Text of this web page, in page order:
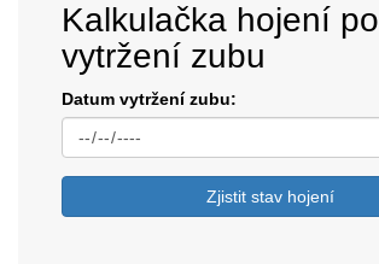
Kalkulačka hojení po
vytržení zubu
Datum vytržení zubu:
Zjistit stav hojení